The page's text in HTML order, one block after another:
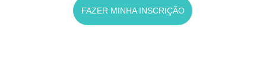
FAZER MINHA INSCRIÇÃO